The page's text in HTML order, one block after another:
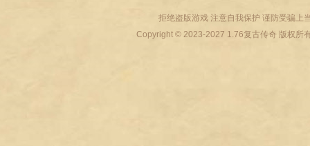
拒绝盗版游戏 注意自我保护 谨防受骗上
Copyright © 2023-2027 1.76复古传奇版权所